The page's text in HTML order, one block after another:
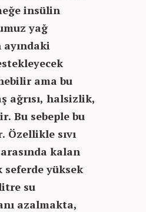
insülin
yağ
ama bu
ağrısı, halsizlik,
Bu sebeple bu
sıvı
kalan
yüksek
su
azalmakta,